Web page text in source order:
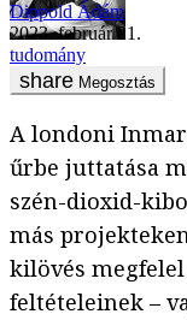
Dippold Ádám
2023. február 21.
tudomány
Megosztás
A londoni
űrbe juttatása
szén-dioxid-
más
kilövés
feltételeinek –